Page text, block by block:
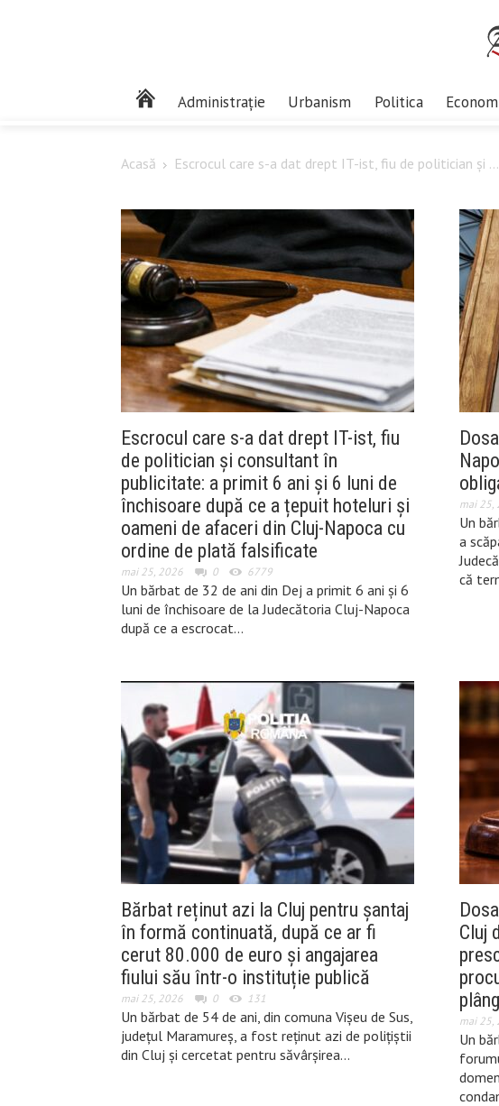
Administrație Urbanism Politica
Acasă Escrocul care s-a dat drept IT-ist, fiu de politician și ...
Escrocul care s-a dat drept IT-ist, fiu
de politician și consultant în
publicitate: a primit 6 ani și 6 luni de
închisoare după ce a țepuit hoteluri și
oameni de afaceri din Cluj-Napoca cu
ordine de plată falsificate
mai 25, 2026 0 6779
Un bărbat de 32 de ani din Dej a primit 6 ani și 6
luni de închisoare de la Judecătoria Cluj-Napoca
după ce a escrocat…
mai 25,
Un
a
că
Bărbat reținut azi la Cluj pentru șantaj
în formă continuată, după ce ar fi
cerut 80.000 de euro și angajarea
fiului său într-o instituție publică
mai 25, 2026 0 131
Un bărbat de 54 de ani, din comuna Vișeu de Sus,
județul Maramureș, a fost reținut azi de polițiștii
din Cluj și cercetat pentru săvârșirea…
Cluj
mai 25,
Un